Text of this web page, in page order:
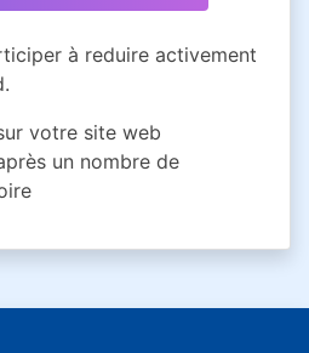
à reduire activement
votre site web
un nombre de